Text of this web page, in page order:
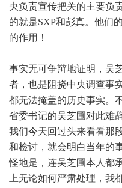
央负责宣传把关的主要负
的就是SXP和彭真。他们
的作用！
事实无可争辩地证明，吴
者，也是阻挠中央调查事
都无法掩盖的历史事实。
省委书记的吴芝圃对此难
我们今天回过头来看看那
和检讨，就会明白当年的
怪地是，连吴芝圃本人都
上无论如何严肃处理，我